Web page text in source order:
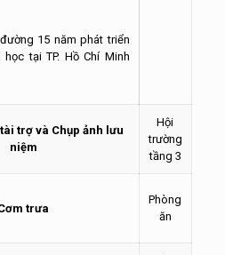
15 năm phát triển
tại TP. Hồ Chí Minh
trợ và Chụp ảnh lưu
niệm
Hội
trường
tầng 3
trưa
Phòng
ăn